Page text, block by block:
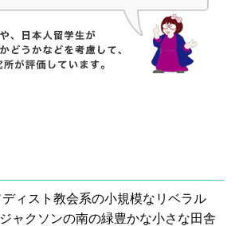
ィスト教会系の小規模なリベラル
ャクソンの南の緑豊かな小さな田舎